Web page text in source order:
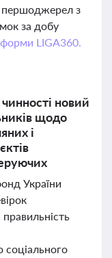
першоджерел з
за добу
LIGA360.
новий
щодо
і
України
соціального